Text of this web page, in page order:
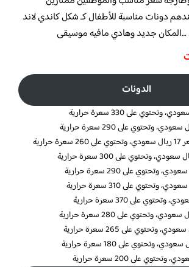
دونات مناسبة للأطفال كـ شكل كاندي لاند
الدونات